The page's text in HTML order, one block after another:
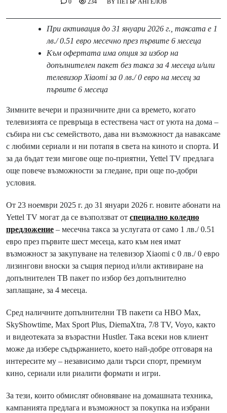
BY ПЕТЪР АНГЕЛОВ
0
234
При активация до 31 януари 2026 г., таксата е 1
лв./ 0.51 евро месечно през първите 6 месеца
Към офертата има опция за избор на
допълнителен пакет без такса за 4 месеца и/или
телевизор Xiaomi за 0 лв./ 0 евро на месец за
първите 6 месеца
Зимните вечери и празничните дни са времето, когато
телевизията се превръща в естествена част от уюта на дома –
събира ни със семейството, дава ни възможност да наваксаме
с любими сериали и ни потапя в света на киното и спорта. И
за да бъдат тези мигове още по-приятни, Yettel TV предлага
още повече възможности за гледане, при още по-добри
условия.
От 23 ноември 2025 г. до 31 януари 2026 г. новите абонати на
Yettel TV могат да се възползват от специално коледно
предложение – месечна такса за услугата от само 1 лв./ 0.51
евро през първите шест месеца, като към нея имат
възможност за закупуване на телевизор Xiaomi с 0 лв./ 0 евро
лизингови вноски за същия период и/или активиране на
допълнителен ТВ пакет по избор без допълнително
заплащане, за 4 месеца.
Сред наличните допълнителни ТВ пакети са HBO Max,
SkyShowtime, Max Sport Plus, DiemaXtra, 7/8 TV, Voyo, както
и видеотеката за възрастни Hustler. Така всеки нов клиент
може да избере съдържанието, което най-добре отговаря на
интересите му – независимо дали търси спорт, премиум
кино, сериали или риалити формати и игри.
За тези, които обмислят обновяване на домашната техника,
кампанията предлага и възможност за покупка на избрани